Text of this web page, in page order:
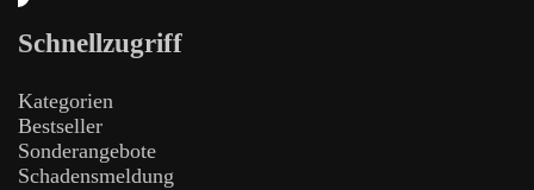
Schnellzugriff
Kategorien
Bestseller
Sonderangebote
Schadensmeldung